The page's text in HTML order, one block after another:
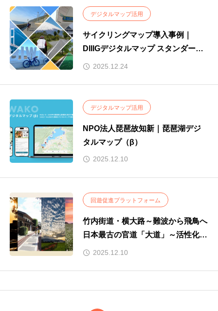
デジタルマップ活用
サイクリングマップ導入事例｜
DIIIGデジタルマップ スタンダード
プラン
2025.12.24
デジタルマップ活用
NPO法人琵琶故知新｜琵琶湖デジ
タルマップ（β）
2025.12.10
回遊促進プラットフォーム
竹内街道・横大路～難波から飛鳥へ
日本最古の官道「大道」～活性化実
行委員会｜日本最古の官道を巡る竹
2025.12.10